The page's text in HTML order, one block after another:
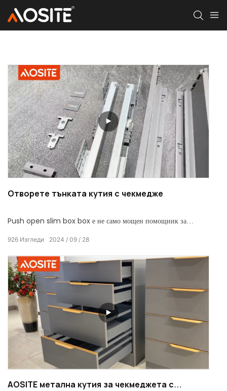
Отворете тънката кутия с чекмедже
Push open slim box box е не само мощен помощник за
пространство за вас със своя ултратънък дизайн, удобна работа,
супер издръжливост и разнообразни режими на инсталиране.
2024 09 28
926 Изгледи
AOSITE метална кутия за чекмеджета с